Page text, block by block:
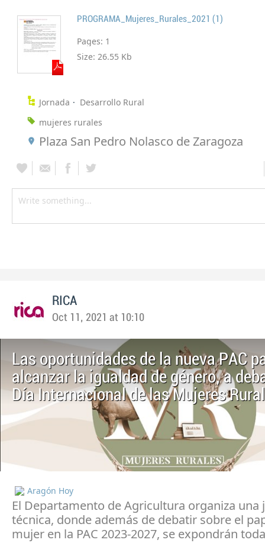
PROGRAMA_Mujeres_Rurales_2021 (1)
Pages: 1
Size: 26.55 Kb
Jornada
Desarrollo Rural
mujeres rurales
Plaza San Pedro Nolasco de Zaragoza
RICA
Oct 11, 2021 at 10:10
Las oportunidades de la nueva PAC
alcanzar la igualdad de género, a
Día Internacional de las Mujeres
Aragón Hoy
El Departamento de Agricultura organiza una
técnica, donde además de debatir sobre el
mujer en la PAC 2023-2027, se expondrán